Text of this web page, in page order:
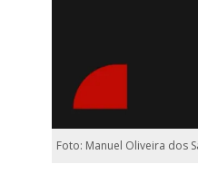
Foto: Manuel Oliveira dos